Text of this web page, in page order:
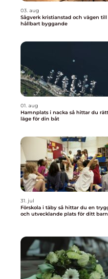
03. aug
Sågverk kristianstad och vägen till
hållbart byggande
01. aug
Hamnplats i nacka så hittar du rätt
läge för din båt
31. jul
Förskola i täby så hittar du en trygg
och utvecklande plats för ditt barn